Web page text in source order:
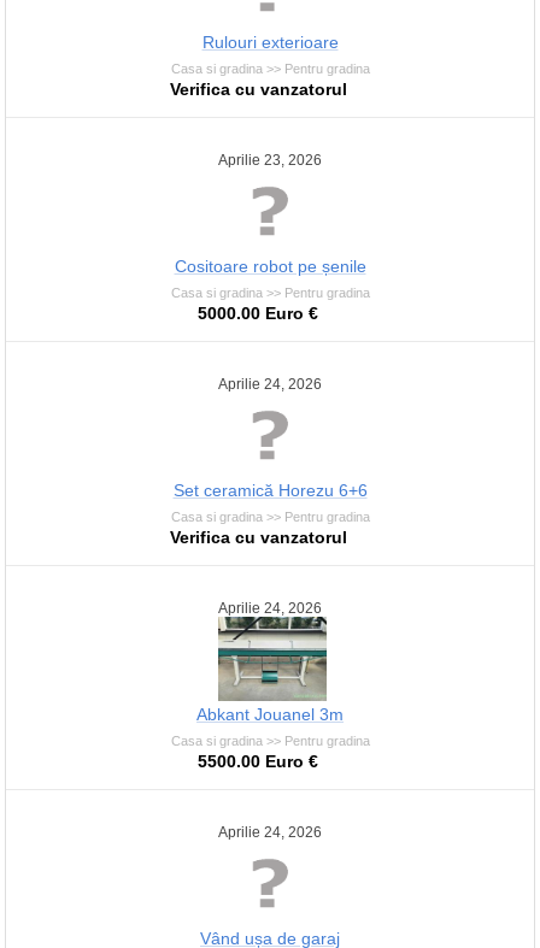
Rulouri exterioare
Casa si gradina >> Pentru gradina
Verifica cu vanzatorul
Aprilie 23, 2026
Cositoare robot pe șenile
Casa si gradina >> Pentru gradina
5000.00 Euro €
Aprilie 24, 2026
Set ceramică Horezu 6+6
Casa si gradina >> Pentru gradina
Verifica cu vanzatorul
Aprilie 24, 2026
Abkant Jouanel 3m
Casa si gradina >> Pentru gradina
5500.00 Euro €
Aprilie 24, 2026
Vând ușa de garaj